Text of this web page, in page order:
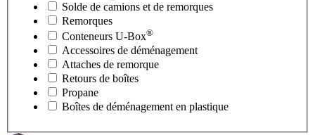
Solde de camions et de remorques
Remorques
Conteneurs U-Box®
Accessoires de déménagement
Attaches de remorque
Retours de boîtes
Propane
Boîtes de déménagement en plastique